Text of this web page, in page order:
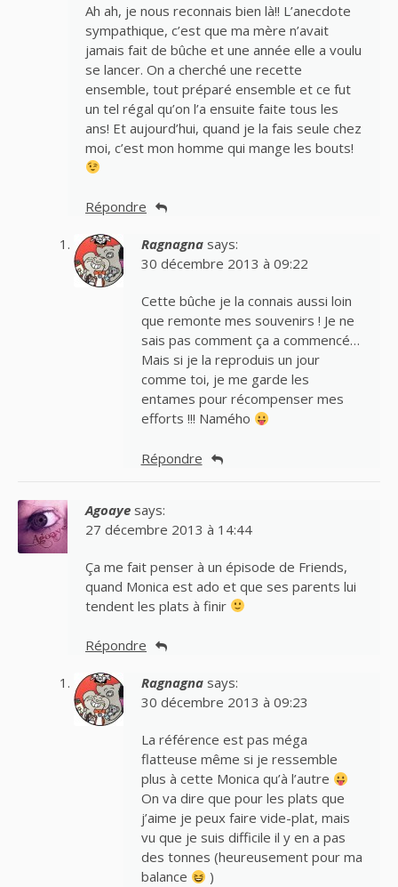
Ah ah, je nous reconnais bien là!! L’anecdote
sympathique, c’est que ma mère n’avait
jamais fait de bûche et une année elle a voulu
se lancer. On a cherché une recette
ensemble, tout préparé ensemble et ce fut
un tel régal qu’on l’a ensuite faite tous les
ans! Et aujourd’hui, quand je la fais seule chez
moi, c’est mon homme qui mange les bouts!
Répondre
Ragnagna says:
30 décembre 2013 à 09:22
Cette bûche je la connais aussi loin
que remonte mes souvenirs ! Je ne
sais pas comment ça a commencé…
Mais si je la reproduis un jour
comme toi, je me garde les
entames pour récompenser mes
efforts !!! Namého
Répondre
Agoaye says:
27 décembre 2013 à 14:44
Ça me fait penser à un épisode de Friends,
quand Monica est ado et que ses parents lui
tendent les plats à finir
Répondre
Ragnagna says:
30 décembre 2013 à 09:23
La référence est pas méga
flatteuse même si je ressemble
plus à cette Monica qu’à l’autre
On va dire que pour les plats que
j’aime je peux faire vide-plat, mais
vu que je suis difficile il y en a pas
des tonnes (heureusement pour ma
balance
)